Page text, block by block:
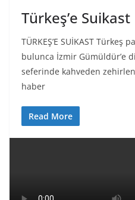
Türkeş’e Suikast
TÜRKEŞ’E SUİKAST Türkeş
bulunca İzmir Gümüldür’e
seferinde kahveden
haber
Read More